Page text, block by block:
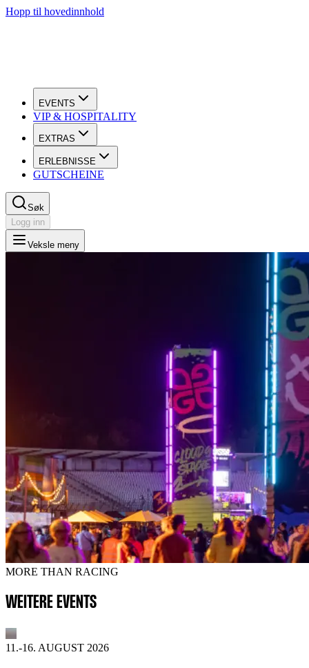
Hopp til hovedinnhold
EVENTS
VIP & HOSPITALITY
EXTRAS
ERLEBNISSE
GUTSCHEINE
Søk
Logg inn
Veksle meny
MORE THAN RACING
WEITERE EVENTS
11.-16. AUGUST 2026